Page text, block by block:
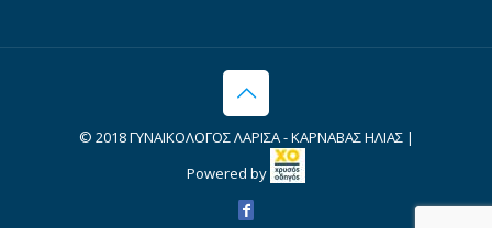
© 2018 ΓΥΝΑΙΚΟΛΟΓΟΣ ΛΑΡΙΣΑ - ΚΑΡΝΑΒΑΣ ΗΛΙΑΣ |
Powered by